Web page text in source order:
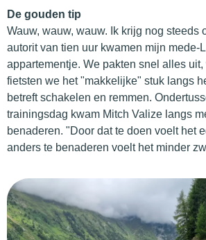
De gouden tip
Wauw, wauw, wauw. Ik krijg nog
autorit van tien uur kwamen mijn
appartementje. We pakten snel alles
fietsten we het "makkelijke" stuk langs
betreft schakelen en remmen.
trainingsdag kwam Mitch Valize langs
benaderen. "Door dat te doen voelt het
anders te benaderen voelt het minder